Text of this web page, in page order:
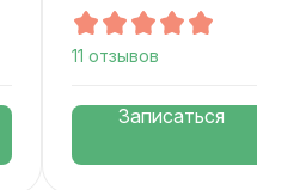
11 отзывов
Записаться